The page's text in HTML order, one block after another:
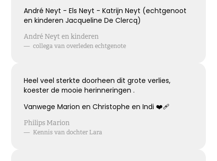
André Neyt - Els Neyt - Katrijn Neyt (echtgenoot
en kinderen Jacqueline De Clercq)
André Neyt en kinderen
— collega van overleden echtgenote
Heel veel sterkte doorheen dit grote verlies,
koester de mooie herinneringen .
Vanwege Marion en Christophe en Indi ❤️‍🩹
Philips Marion
— Kennis van dochter Lara